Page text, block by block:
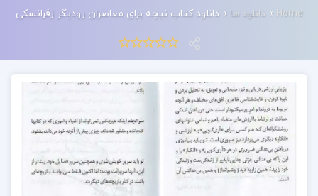
Home
» دانلود ها »دانلود کتاب نیچه برای معاصران رودیگز زفرانسکی